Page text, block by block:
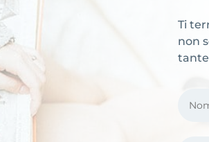
Ti
non
tante